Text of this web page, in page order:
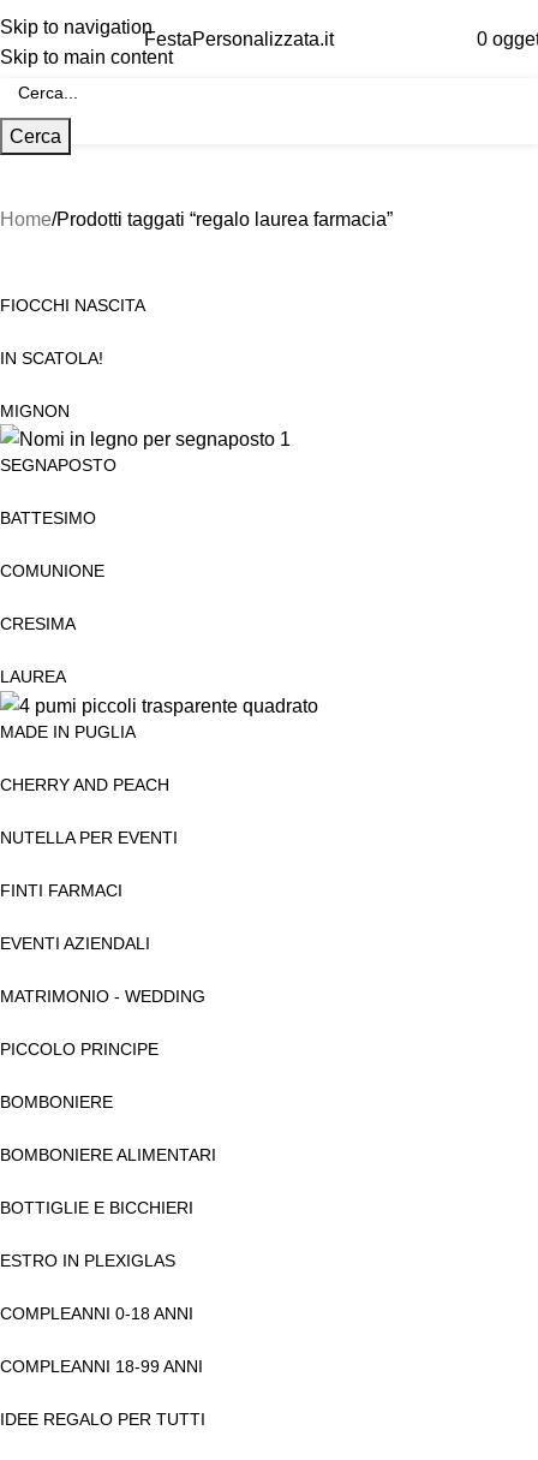
Skip to navigation
Skip to main content
FestaPersonalizzata.it 0
Cerca
Home Prodotti taggati “regalo laurea farmacia”
FIOCCHI NASCITA
IN SCATOLA!
MIGNON
SEGNAPOSTO
BATTESIMO
COMUNIONE
CRESIMA
LAUREA
MADE IN PUGLIA
CHERRY AND PEACH
NUTELLA PER EVENTI
FINTI FARMACI
EVENTI AZIENDALI
MATRIMONIO - WEDDING
PICCOLO PRINCIPE
BOMBONIERE
BOMBONIERE ALIMENTARI
BOTTIGLIE E BICCHIERI
ESTRO IN PLEXIGLAS
COMPLEANNI 0-18 ANNI
COMPLEANNI 18-99 ANNI
IDEE REGALO PER TUTTI